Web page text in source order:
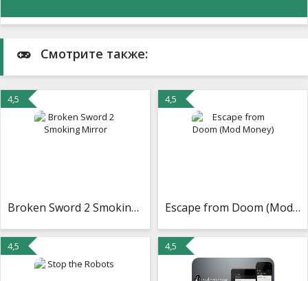
Смотрите также:
4,5
Broken Sword 2 Smoking Mirror
4,5
Escape from Doom (Mod Money)
4,5 4,5